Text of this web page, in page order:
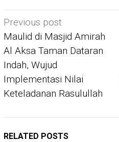
Post
navigation
Previous post
Maulid di Masjid Amirah
Al Aksa Taman Dataran
Indah, Wujud
Implementasi Nilai
Keteladanan Rasulullah
RELATED POSTS